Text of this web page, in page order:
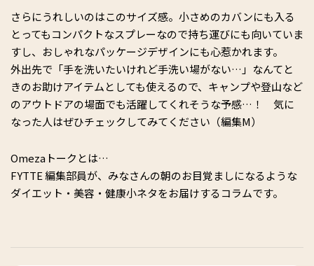
さらにうれしいのはこのサイズ感。小さめのカバンにも入る
とってもコンパクトなスプレーなので持ち運びにも向いていま
すし、おしゃれなパッケージデザインにも心惹かれます。
外出先で「手を洗いたいけれど手洗い場がない…」なんてと
きのお助けアイテムとしても使えるので、キャンプや登山など
のアウトドアの場面でも活躍してくれそうな予感…！ 気に
なった人はぜひチェックしてみてください（編集M）
Omezaトークとは…
FYTTE 編集部員が、みなさんの朝のお目覚ましになるような
ダイエット・美容・健康小ネタをお届けするコラムです。